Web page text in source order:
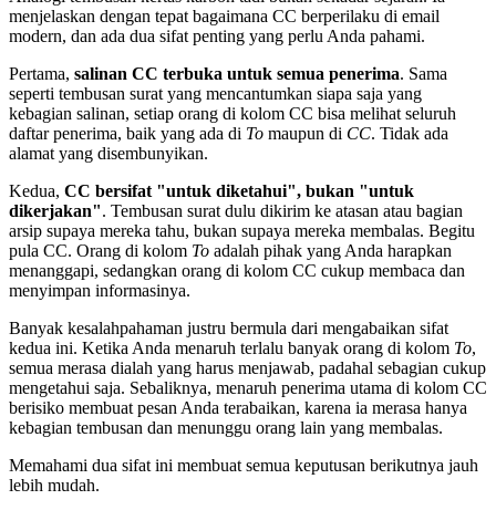
menjelaskan dengan tepat bagaimana CC berperilaku di email
modern, dan ada dua sifat penting yang perlu Anda pahami.
Pertama, salinan CC terbuka untuk semua penerima. Sama
seperti tembusan surat yang mencantumkan siapa saja yang
kebagian salinan, setiap orang di kolom CC bisa melihat seluruh
daftar penerima, baik yang ada di To maupun di CC. Tidak ada
alamat yang disembunyikan.
Kedua, CC bersifat "untuk diketahui", bukan "untuk
dikerjakan". Tembusan surat dulu dikirim ke atasan atau bagian
arsip supaya mereka tahu, bukan supaya mereka membalas. Begitu
pula CC. Orang di kolom To adalah pihak yang Anda harapkan
menanggapi, sedangkan orang di kolom CC cukup membaca dan
menyimpan informasinya.
Banyak kesalahpahaman justru bermula dari mengabaikan sifat
kedua ini. Ketika Anda menaruh terlalu banyak orang di kolom To,
semua merasa dialah yang harus menjawab, padahal sebagian cukup
mengetahui saja. Sebaliknya, menaruh penerima utama di kolom CC
berisiko membuat pesan Anda terabaikan, karena ia merasa hanya
kebagian tembusan dan menunggu orang lain yang membalas.
Memahami dua sifat ini membuat semua keputusan berikutnya jauh
lebih mudah.